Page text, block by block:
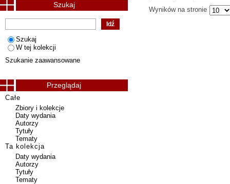
Wyników na stronie
Szukaj
Szukaj
W tej kolekcji
Szukanie zaawansowane
Przeglądaj
Całe
Zbiory i kolekcje
Daty wydania
Autorzy
Tytuły
Tematy
Ta kolekcja
Daty wydania
Autorzy
Tytuły
Tematy